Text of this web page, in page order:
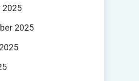
2025
2025